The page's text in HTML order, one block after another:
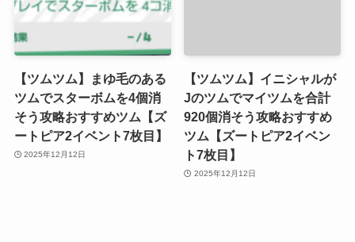
【ツムツム】まゆ毛のある
ツムでスターボムを4個消
そう攻略おすすめツム【ズ
ートピア2イベント7枚目】
2025年12月12日
【ツムツム】イニシャルが
Jのツムでマイツムを合計
920個消そう攻略おすすめ
ツム【ズートピア2イベン
ト7枚目】
2025年12月12日